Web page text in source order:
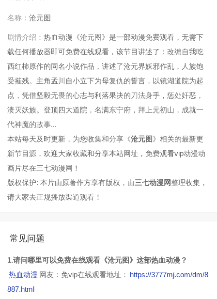
第41集
第45集 第46集 第47集 第48集
第49集 第50集 第51集 第52集
第57集 第58集 第59集 第60集
第65集 第66集 第67集 第68集
第69集 第70集 第71集 第72集
第77集 第78集
第85集
第89集
名称： 沧元图
剧情介绍： 热血动漫《沧元图》是一部动漫免费观看，无需下
载任何播放器即可免费在线观看，该节目讲述了：改编自我吃
西红柿原作的同名小说作品，讲述了沧元界妖邪作乱，人族饱
受摧残。主角孟川自小立下为母复仇的誓言，以镜湖道院为起
点，凭借坚毅无畏的心志与利落果决的刀法身手，惩处奸恶，
溃灭妖族。登顶四大道院，名满东宁府，拜上元初山，成就一
代神魔的故事...
本站每天及时更新，为您收集和分享《沧元图》相关的最新更
新节目源，欢迎大家收藏和分享本站网址，免费观看vip动漫动
画片尽在三七动漫网！
版权保护: 本片由原著作方享有版权，由三七动漫网整理收集，
请大家去正规播放渠道观看！
常见问题
1.请问哪里可以免费在线观看《沧元图》这部热血动漫？
热血动漫 网友：免vip在线观看地址： https://3777mj.com/dm/8
887.html